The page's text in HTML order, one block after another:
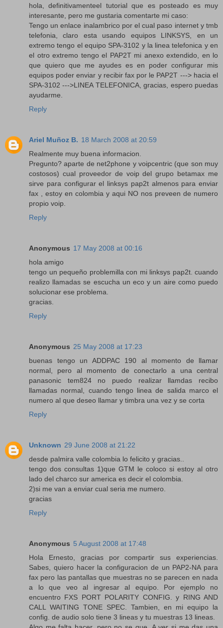
hola, definitivamenteel tutorial que es posteado es muy
interesante, pero me gustaria comentarte mi caso:
Tengo un enlace inalambrico por el cual paso internet y tmb
telefonia, claro esta usando equipos LINKSYS, en un
extremo tengo el equipo SPA-3102 y la linea telefonica y en
el otro extremo tengo el PAP2T mi anexo extendido, en lo
que quiero que me ayudes es en poder configurar mis
equipos poder enviar y recibir fax por le PAP2T ---> hacia el
SPA-3102 --->LINEA TELEFONICA, gracias, espero puedas
ayudarme.
Reply
Ariel Muñoz B. 18 March 2008 at 20:59
Realmente muy buena informacion.
Pregunto? aparte de net2phone y voipcentric (que son muy
costosos) cual proveedor de voip del grupo betamax me
sirve para configurar el linksys pap2t almenos para enviar
fax , estoy en colombia y aqui NO nos preveen de numero
propio voip.
Reply
Anonymous 17 May 2008 at 00:16
hola amigo
tengo un pequeño problemilla con mi linksys pap2t. cuando
realizo llamadas se escucha un eco y un aire como puedo
solucionar ese problema.
gracias.
Reply
Anonymous 25 May 2008 at 17:23
buenas tengo un ADDPAC 190 al momento de llamar
normal, pero al momento de conectarlo a una central
panasonic tem824 no puedo realizar llamdas recibo
llamadas normal, cuando tengo linea de salida marco el
numero al que deseo llamar y timbra una vez y se corta
Reply
Unknown 29 June 2008 at 21:22
desde palmira valle colombia lo felicito y gracias..
tengo dos consultas 1)que GTM le coloco si estoy al otro
lado del charco sur america es decir el colombia.
2)si me van a enviar cual seria me numero.
gracias
Reply
Anonymous 5 August 2008 at 17:48
Hola Ernesto, gracias por compartir sus experiencias.
Sabes, quiero hacer la configuracion de un PAP2-NA para
fax pero las pantallas que muestras no se parecen en nada
a lo que veo al ingresar al equipo. Por ejemplo no
encuentro FXS PORT POLARITY CONFIG. y RING AND
CALL WAITING TONE SPEC. Tambien, en mi equipo la
config. de audio solo tiene 3 lineas y tu muestras 13 lineas.